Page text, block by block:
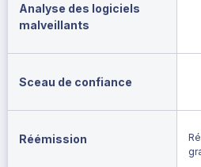
Analyse des logiciels
malveillants
Sceau de confiance
Réémission